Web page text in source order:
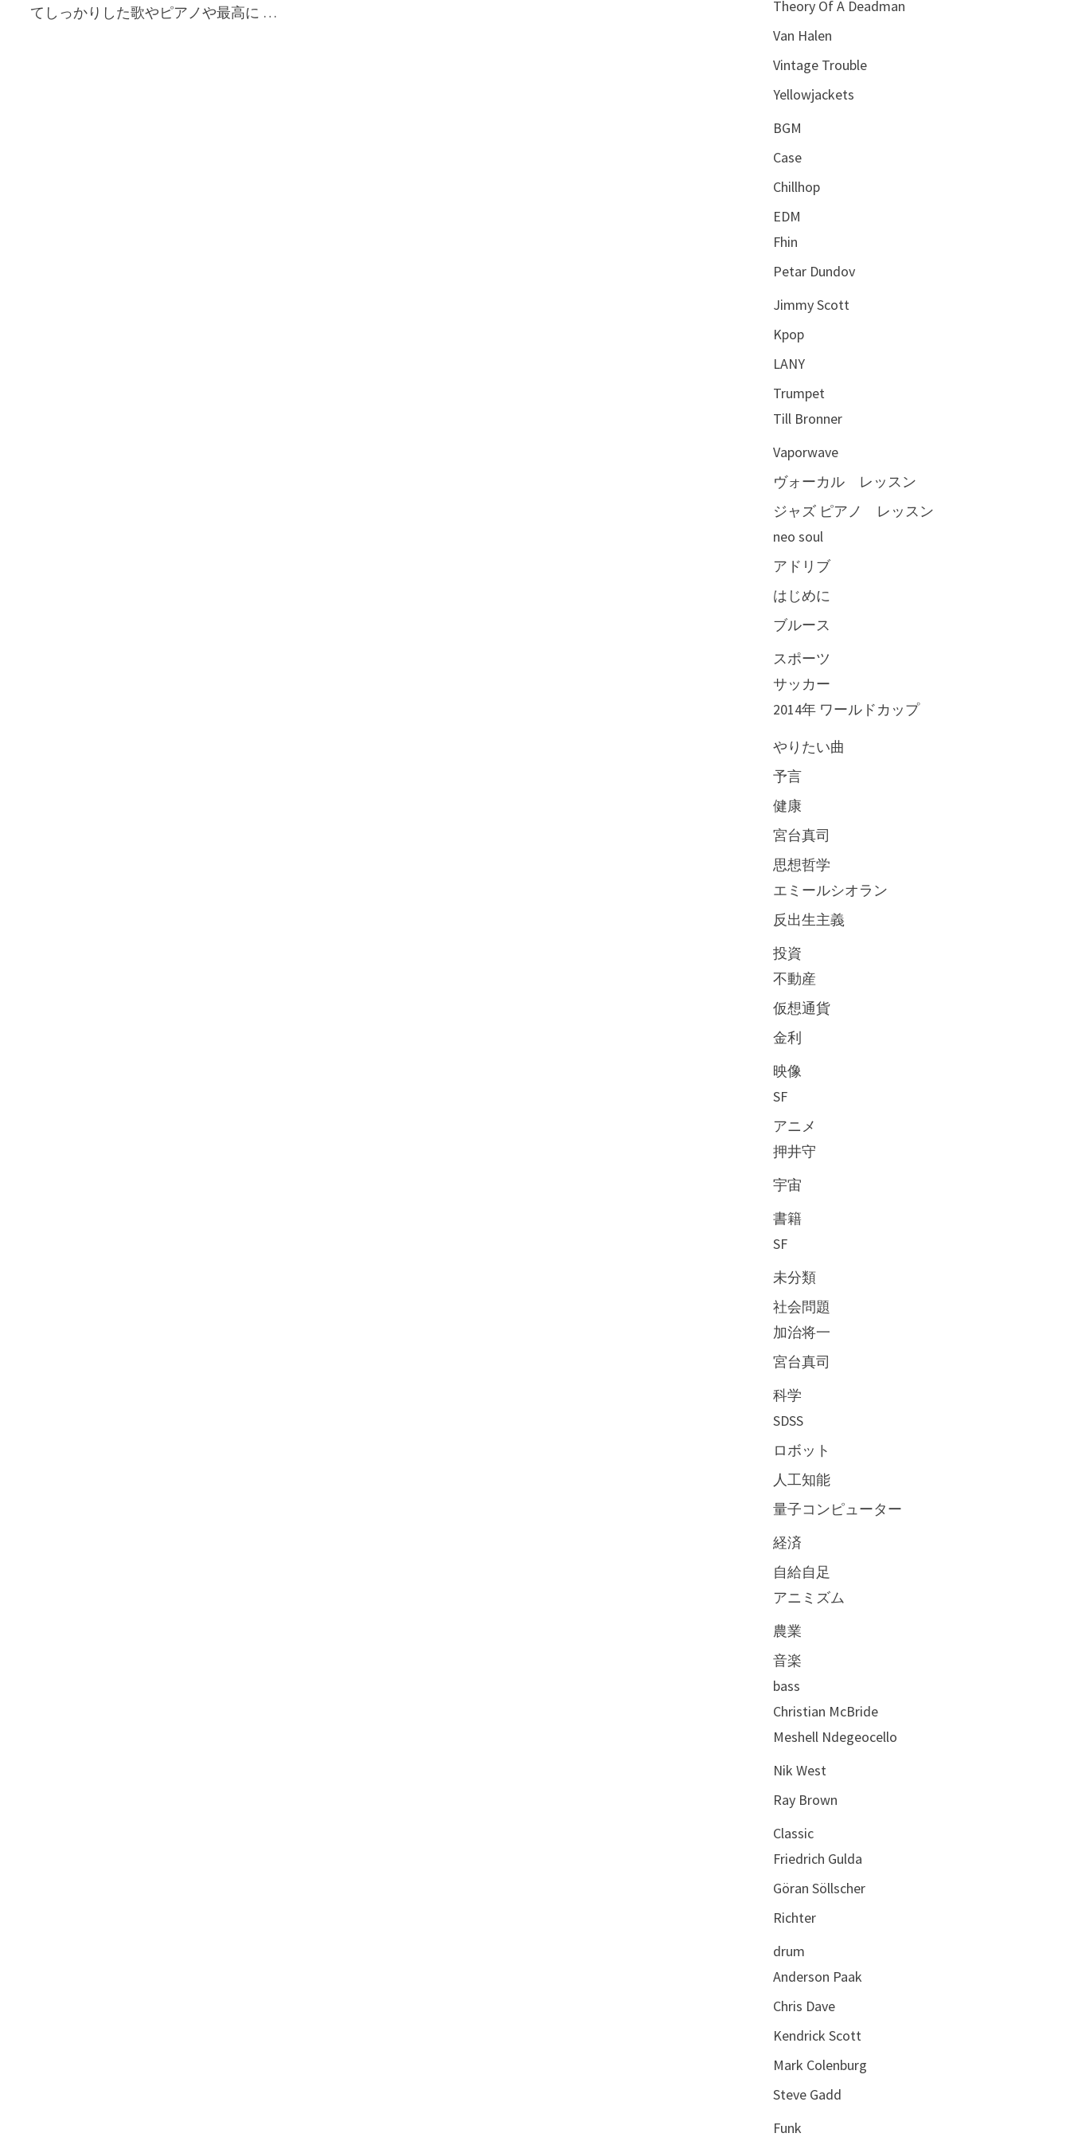
てしっかりした歌やピアノや最高に …
Theory Of A Deadman
Van Halen
Vintage Trouble
Yellowjackets
BGM
Case
Chillhop
EDM
Fhin
Petar Dundov
Jimmy Scott
Kpop
LANY
Trumpet
Till Bronner
Vaporwave
ヴォーカル レッスン
ジャズ ピアノ レッスン
neo soul
アドリブ
はじめに
ブルース
スポーツ
サッカー
2014年 ワールドカップ
やりたい曲
予言
健康
宮台真司
思想哲学
エミールシオラン
反出生主義
投資
不動産
仮想通貨
金利
映像
SF
アニメ
押井守
宇宙
書籍
SF
未分類
社会問題
加治将一
宮台真司
科学
SDSS
ロボット
人工知能
量子コンピューター
経済
自給自足
アニミズム
農業
音楽
bass
Christian McBride
Meshell Ndegeocello
Nik West
Ray Brown
Classic
Friedrich Gulda
Göran Söllscher
Richter
drum
Anderson Paak
Chris Dave
Kendrick Scott
Mark Colenburg
Steve Gadd
Funk